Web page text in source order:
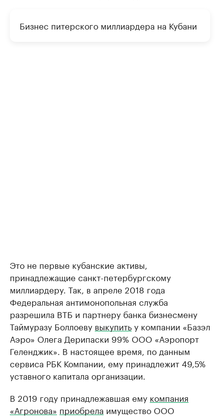
Бизнес питерского миллиардера на Кубани
Это не первые кубанские активы,
принадлежащие санкт-петербургскому
миллиардеру. Так, в апреле 2018 года
Федеральная антимонопольная служба
разрешила ВТБ и партнеру банка бизнесмену
Таймуразу Боллоеву выкупитьу компании «Базэл
Аэро» Олега Дерипаски 99% ООО «Аэропорт
Геленджик». В настоящее время, по данным
сервиса РБК Компании, ему принадлежит 49,5%
уставного капитала организации.
В 2019 году принадлежавшая ему компания
«Агронова» приобрела имущество ООО